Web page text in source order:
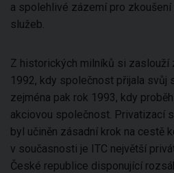
a spolehlivé zázemí pro
služeb.
Z historických milníků si zaslouží
1992, kdy společnost přijala svůj
zejména pak rok 1993, kdy
akciovou společnost. Privatizací
byl učiněn zásadní krok na cestě
v současnosti je ITC největší
České republice disponující